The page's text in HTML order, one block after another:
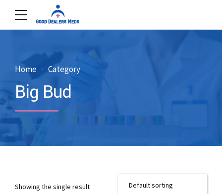
Home Category
Big Bud
Showing the single result